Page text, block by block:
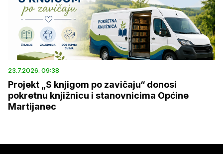
23.7.2026. 09:38
Projekt „S knjigom po zavičaju“ donosi
pokretnu knjižnicu i stanovnicima Općine
Martijanec